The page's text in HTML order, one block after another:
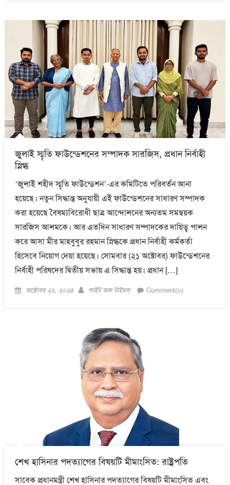
জুলাই স্মৃতি ফাউন্ডেশনের সম্পাদক সারজিস, প্রধান নির্বাহী
স্নিগ্ধ
‘জুলাই শহীদ স্মৃতি ফাউন্ডেশন’-এর কমিটিতে পরিবর্তন আনা
হয়েছে। নতুন সিদ্ধান্ত অনুযায়ী এই ফাউন্ডেশনের সাধারণ সম্পাদক
করা হয়েছে বৈষম্যবিরোধী ছাত্র আন্দোলনের অন্যতম সমন্বয়ক
সারজিস আলমকে। আর এতদিন সাধারণ সম্পাদকের দায়িত্ব পালন
করে আসা মীর মাহবুবুর রহমান স্নিগ্ধকে প্রধান নির্বাহী কর্মকর্তা
হিসেবে নিয়োগ দেয়া হয়েছে। সোমবার (২১ অক্টোবর) ফাউন্ডেশনের
নির্বাহী পরিষদের দ্বিতীয় সভায় এ সিদ্ধান্ত হয়। প্রধান […]
Posted
অক্টোবর ২২, ২০২৪ Author
লাইট অফ টাইমস্ Comment(০)
শেখ হাসিনার পদত্যাগের বিষয়টি মীমাংসিত: রাষ্ট্রপতি
সাবেক প্রধানমন্ত্রী শেখ হাসিনার পদত্যাগের বিষয়টি মীমাংসিত এবং